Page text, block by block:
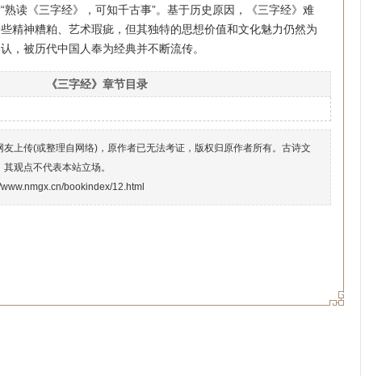
熟读《三字经》，可知千古事”。基于历史原因，《三字经》难
精神糟粕、艺术瑕疵，但其独特的思想价值和文化魅力仍然为
，被历代中国人奉为经典并不断流传。
《三字经》章节目录
上传(或整理自网络)，原作者已无法考证，版权归原作者所有。古诗文
观点不代表本站立场。
www.nmgx.cn/bookindex/12.html